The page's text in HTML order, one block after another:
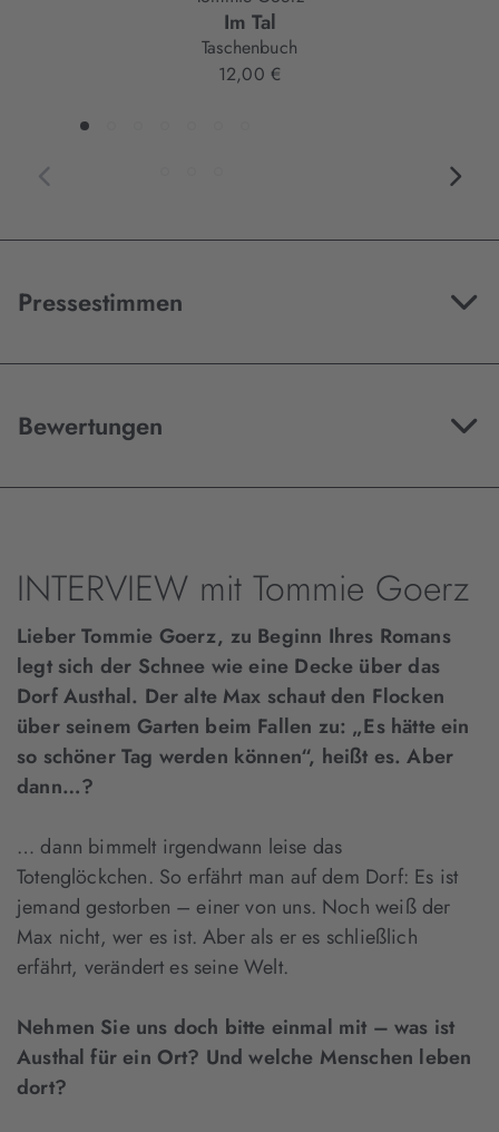
Im Tal
Taschenbuch
12,00 €
Pressestimmen
Bewertungen
INTERVIEW mit Tommie Goerz
Lieber Tommie Goerz, zu Beginn Ihres Romans
legt sich der Schnee wie eine Decke über das
Dorf Austhal. Der alte Max schaut den Flocken
über seinem Garten beim Fallen zu: „Es hätte ein
so schöner Tag werden können“, heißt es. Aber
dann…?
… dann bimmelt irgendwann leise das
Totenglöckchen. So erfährt man auf dem Dorf: Es ist
jemand gestorben – einer von uns. Noch weiß der
Max nicht, wer es ist. Aber als er es schließlich
erfährt, verändert es seine Welt.
Nehmen Sie uns doch bitte einmal mit – was ist
Austhal für ein Ort? Und welche Menschen leben
dort?